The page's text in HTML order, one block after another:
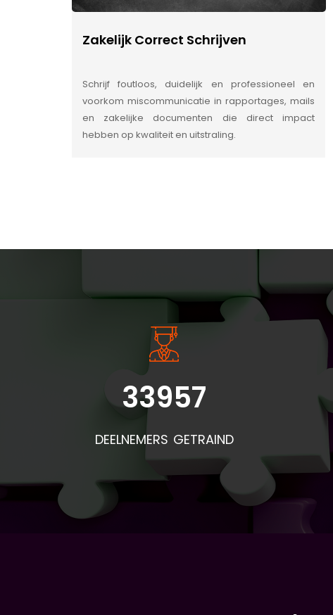
Zakelijk Correct Schrijven
Schrijf foutloos, duidelijk en professioneel en
voorkom miscommunicatie in rapportages, mails
en zakelijke documenten die direct impact
hebben op kwaliteit en uitstraling.
de
is:
33957
DEELNEMERS GETRAIND